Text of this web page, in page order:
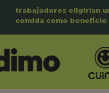
trabajadores eligirían
comida como beneficio